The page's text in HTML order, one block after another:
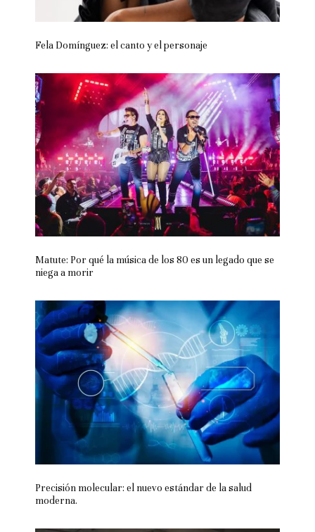
Fela Domínguez: el canto y el personaje
Matute: Por qué la música de los 80 es un legado que se
niega a morir
Precisión molecular: el nuevo estándar de la salud
moderna.